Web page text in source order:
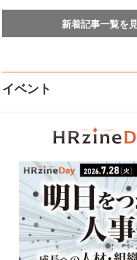
新着記事一覧を
イベント